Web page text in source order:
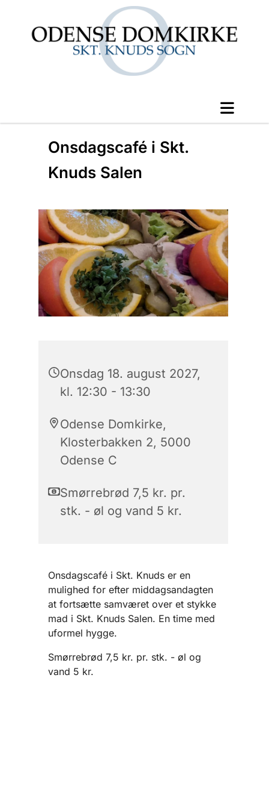
Onsdagscafé i Skt.
Knuds Salen
Onsdag 18. august 2027,
kl. 12:30 - 13:30
Odense Domkirke,
Klosterbakken 2, 5000
Odense C
Smørrebrød 7,5 kr. pr.
stk. - øl og vand 5 kr.
Onsdagscafé i Skt. Knuds er en
mulighed for efter middagsandagten
at fortsætte samværet over et stykke
mad i Skt. Knuds Salen. En time med
uformel hygge.
Smørrebrød 7,5 kr. pr. stk. - øl og
vand 5 kr.